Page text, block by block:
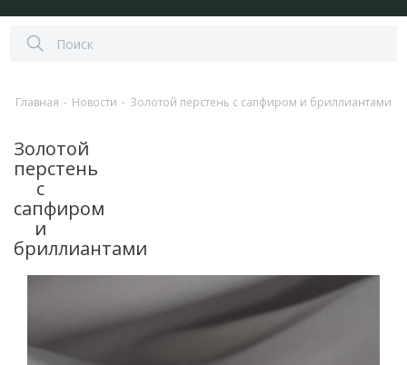
Главная - Новости - Золотой перстень с сапфиром и бриллиантами
Золотой
перстень
с
сапфиром
и
бриллиантами